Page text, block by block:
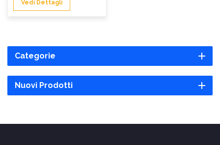
Vedi Dettagli
Categorie
Nuovi Prodotti